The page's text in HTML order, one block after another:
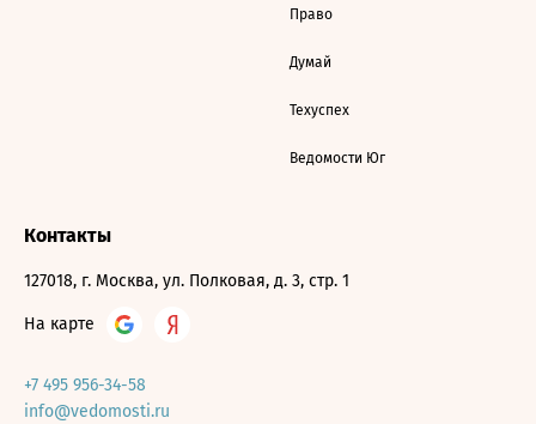
Право
Думай
Техуспех
Ведомости Юг
Контакты
127018, г. Москва, ул. Полковая, д. 3, стр. 1
На карте
+7 495 956-34-58
info@vedomosti.ru